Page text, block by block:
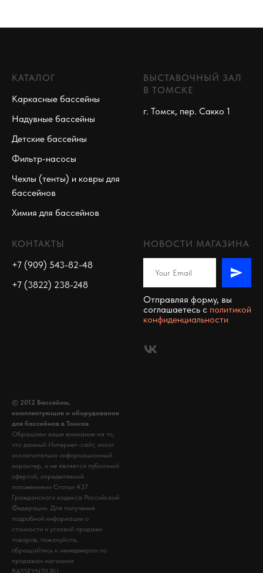
КАТАЛОГ
Каркасные бассейны
Надувные бассейны
Детские бассейны
Фильтр-насосы
Чехлы (тенты) и ковры для
бассейнов
Химия для бассейнов
ВЫСТАВОЧНЫЙ ЗАЛ
В ТОМСКЕ
г. Томск, пер. Сакко 1
КОНТАКТЫ
+7 (909) 543-82-48
+7 (3822) 238-248
НОВОСТИ МАГАЗИНА
Отправляя форму, вы
соглашаетесь c политикой
конфиденциальности
© 2012 Бассейны,
комплектующие и оборудование
для бассейнов в Томске
Обращаем ваше внимание на то,
что данный Интернет-сайт, носит
исключительно информационный
характер, и не является публичной
офертой, определяемой
положениями Статьи 437
Гражданского кодекса Российской
Федерации. Для получения
подробной информации о
стоимости и условий продажи
товаров, пожалуйста,
обращайтесь к менеджерам по
продажам магазина
BASSEYN70.RU.